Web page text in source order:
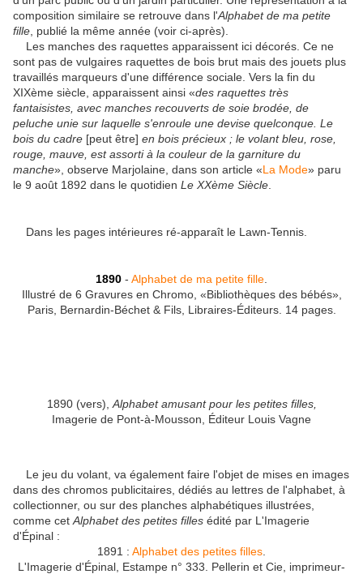
composition similaire se retrouve dans l'Alphabet de ma petite
fille , publié la même année (voir ci-après).
Les manches des raquettes apparaissent ici décorés. Ce ne
sont pas de vulgaires raquettes de bois brut mais des jouets plus
travaillés marqueurs d'une différence sociale. Vers la fin du
XIXème siècle, apparaissent ainsi «des raquettes très
fantaisistes, avec manches recouverts de soie brodée, de
peluche unie sur laquelle s'enroule une devise quelconque. Le
bois du cadre [peut être] en bois précieux ; le volant bleu, rose,
rouge, mauve, est assorti à la couleur de la garniture du
manche», observe Marjolaine, dans son article «La Mode» paru
le 9 août 1892 dans le quotidien Le XXème Siècle
Dans les pages intérieures ré-apparaît le Lawn-Tennis.
1890 - Alphabet de ma petite fille
Illustré de 6 Gravures en Chromo, «Bibliothèques des bébés»,
Paris, Bernardin-Béchet & Fils, Libraires-Éditeurs. 14 pages.
1890 (vers), Alphabet amusant pour les petites filles,
Imagerie de Pont-à-Mousson, Éditeur Louis Vagne
Le jeu du volant, va également faire l'objet de mises en images
dans des chromos publicitaires, dédiés au lettres de l'alphabet, à
collectionner, ou sur des planches alphabétiques illustrées,
comme cet Alphabet des petites filles édité par L'Imagerie
d'Épinal :
1891 : Alphabet des petites filles
L'Imagerie d'Épinal, Estampe n° 333. Pellerin et Cie, imprimeur-